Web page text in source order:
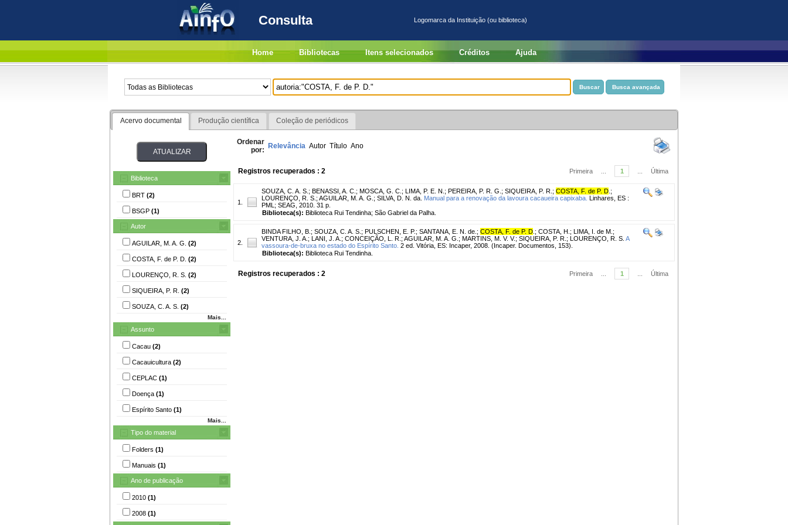
Consulta Logomarca da Instituição (ou biblioteca)
Home Bibliotecas Itens selecionados Créditos Ajuda
Acervo documental Produção científica Coleção de periódicos
Biblioteca
BRT (2)
BSGP (1)
Autor
AGUILAR, M. A. G. (2)
COSTA, F. de P. D. (2)
LOURENÇO, R. S. (2)
SIQUEIRA, P. R. (2)
SOUZA, C. A. S. (2)
Mais...
Assunto
Cacau (2)
Cacauicultura (2)
CEPLAC (1)
Doença (1)
Espírito Santo (1)
Mais...
Tipo do material
Folders (1)
Manuais (1)
Ano de publicação
2010 (1)
2008 (1)
Ordenar
por: Relevância Autor Título Ano
Registros recuperados : 2 Primeira 1 Última
1.
SOUZA, C. A. S. ; BENASSI, A. C. ; MOSCA, G. C. ; LIMA, P. E. N. ; PEREIRA, P. R. G. ; SIQUEIRA, P. R. ; COSTA, F. de P. D ;
LOURENÇO, R. S. ; AGUILAR, M. A. G. ; SILVA, D. N. da. Manual para a renovação da lavoura cacaueira capixaba. Linhares, ES :
PML; SEAG, 2010. 31 p.
Biblioteca(s): Biblioteca Rui Tendinha; São Gabriel da Palha.
2.
BINDA FILHO, B. ; SOUZA, C. A. S. ; PULSCHEN, E. P. ; SANTANA, E. N. de. ; COSTA, F. de P. D ; COSTA, H. ; LIMA, I. de M. ;
VENTURA, J. A. ; LANI, J. A. ; CONCEIÇÃO, L. R. ; AGUILAR, M. A. G. ; MARTINS, M. V. V.; SIQUEIRA, P. R. ; LOURENÇO, R. S. A
vassoura-de-bruxa no estado do Espírito Santo. 2 ed. Vitória, ES: Incaper, 2008. (Incaper. Documentos, 153).
Biblioteca(s): Biblioteca Rui Tendinha.
Registros recuperados : 2 Primeira 1 Última